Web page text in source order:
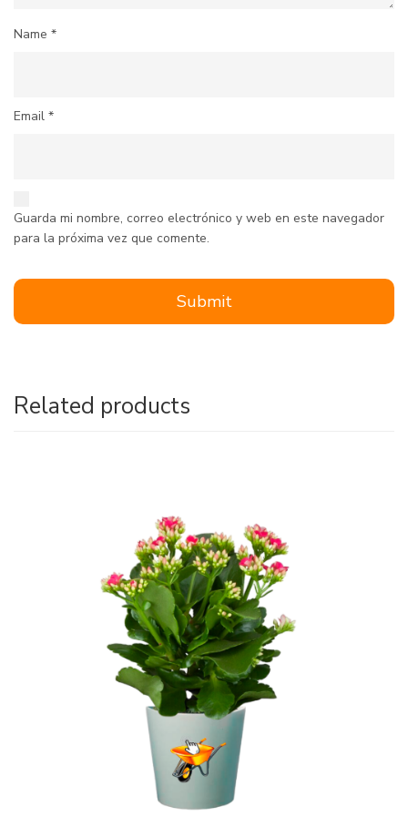
Name *
Email *
Guarda mi nombre, correo electrónico y web en este navegador
para la próxima vez que comente.
Related products